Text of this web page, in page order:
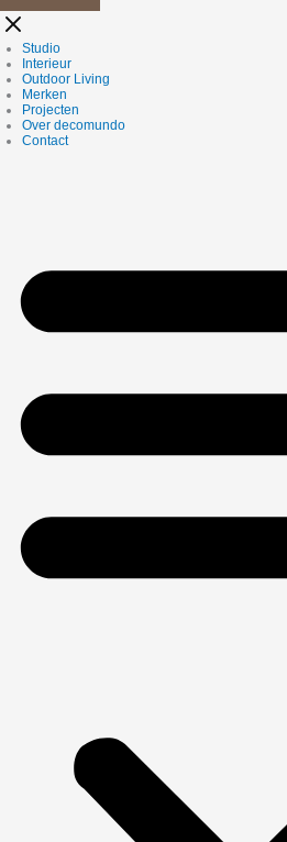
Studio
Interieur
Outdoor Living
Merken
Projecten
Over decomundo
Contact